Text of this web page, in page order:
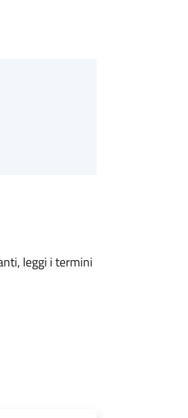
leggi i termini